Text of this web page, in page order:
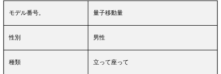
モデル番号。 量子移動量
性別 男性
種類 立って座って